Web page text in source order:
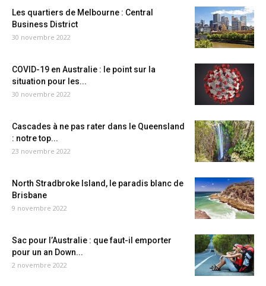
Les quartiers de Melbourne : Central
Business District
30 novembre 2022
COVID-19 en Australie : le point sur la
situation pour les...
30 novembre 2022
Cascades à ne pas rater dans le Queensland
: notre top...
23 novembre 2022
North Stradbroke Island, le paradis blanc de
Brisbane
9 novembre 2022
Sac pour l’Australie : que faut-il emporter
pour un an Down...
2 novembre 2022